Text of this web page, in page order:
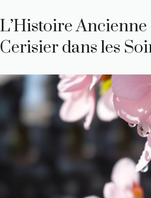
L’Histoire Ancienne
Cerisier dans les